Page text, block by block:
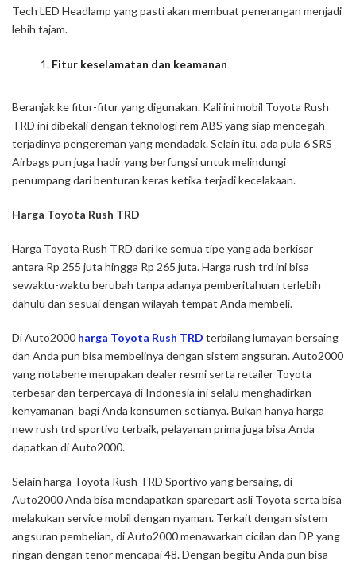
Tech LED Headlamp yang pasti akan membuat penerangan menjadi
lebih tajam.
Fitur keselamatan dan keamanan
Beranjak ke fitur-fitur yang digunakan. Kali ini mobil Toyota Rush
TRD ini dibekali dengan teknologi rem ABS yang siap mencegah
terjadinya pengereman yang mendadak. Selain itu, ada pula 6 SRS
Airbags pun juga hadir yang berfungsi untuk melindungi
penumpang dari benturan keras ketika terjadi kecelakaan.
Harga Toyota Rush TRD
Harga Toyota Rush TRD dari ke semua tipe yang ada berkisar
antara Rp 255 juta hingga Rp 265 juta. Harga rush trd ini bisa
sewaktu-waktu berubah tanpa adanya pemberitahuan terlebih
dahulu dan sesuai dengan wilayah tempat Anda membeli.
Di Auto2000 harga Toyota Rush TRD terbilang lumayan bersaing
dan Anda pun bisa membelinya dengan sistem angsuran. Auto2000
yang notabene merupakan dealer resmi serta retailer Toyota
terbesar dan terpercaya di Indonesia ini selalu menghadirkan
kenyamanan bagi Anda konsumen setianya. Bukan hanya harga
new rush trd sportivo terbaik, pelayanan prima juga bisa Anda
dapatkan di Auto2000.
Selain harga Toyota Rush TRD Sportivo yang bersaing, di
Auto2000 Anda bisa mendapatkan sparepart asli Toyota serta bisa
melakukan service mobil dengan nyaman. Terkait dengan sistem
angsuran pembelian, di Auto2000 menawarkan cicilan dan DP yang
ringan dengan tenor mencapai 48. Dengan begitu Anda pun bisa